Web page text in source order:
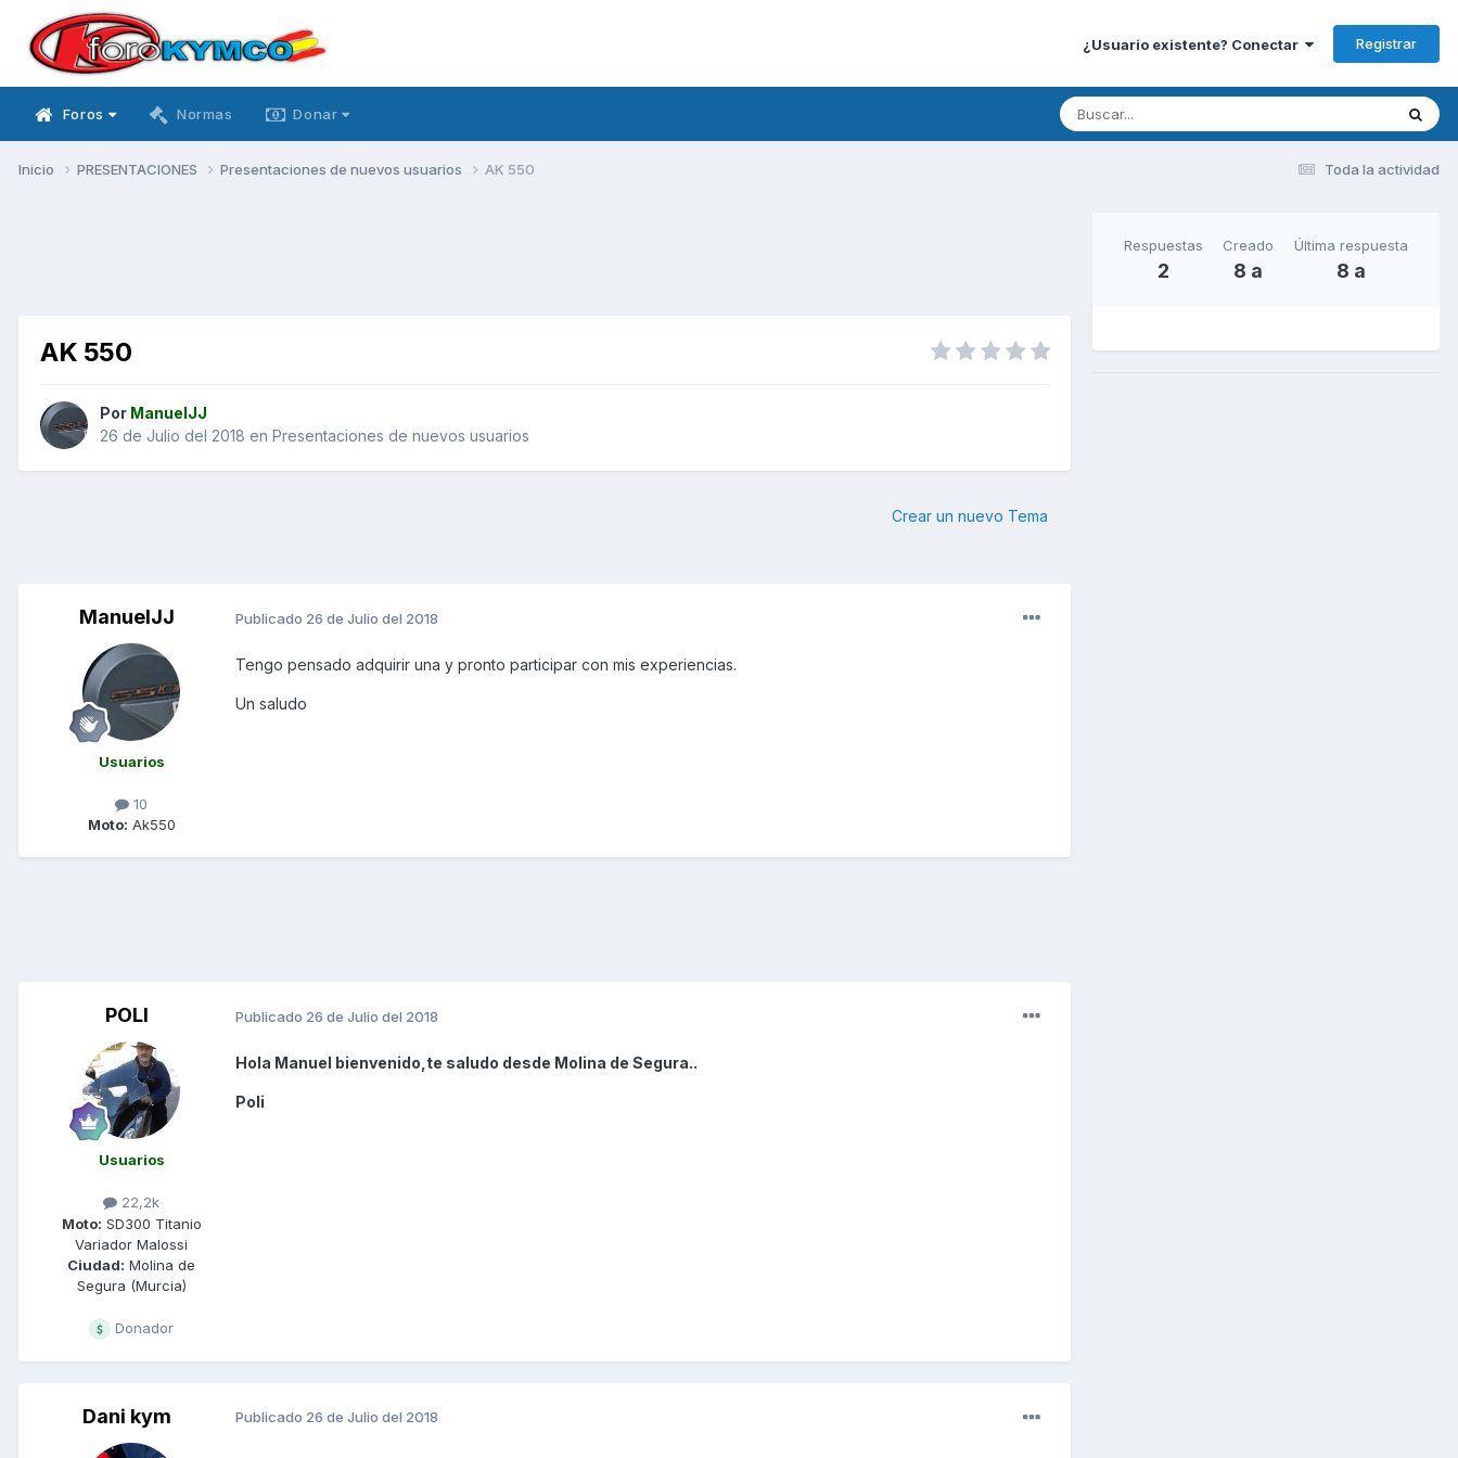
¿Usuario existente? Conectar Registrar
Foros Normas Donar
Toda la actividad
Inicio PRESENTACIONES Presentaciones de nuevos usuarios AK 550
AK 550
Por ManuelJJ
26 de Julio del 2018 en Presentaciones de nuevos usuarios
Crear un nuevo Tema
ManuelJJ
Usuarios
10
Moto: Ak550
Publicado 26 de Julio del 2018
Tengo pensado adquirir una y pronto participar con mis experiencias.
Un saludo
POLI
Usuarios
22,2k
Moto: SD300 Titanio
Variador Malossi
Ciudad: Molina de
Segura (Murcia)
Donador
Publicado 26 de Julio del 2018
Hola Manuel bienvenido,te saludo desde Molina de Segura..
Poli
Dani kym Publicado 26 de Julio del 2018
Respuestas
2
Creado
8 a
Última respuesta
8 a